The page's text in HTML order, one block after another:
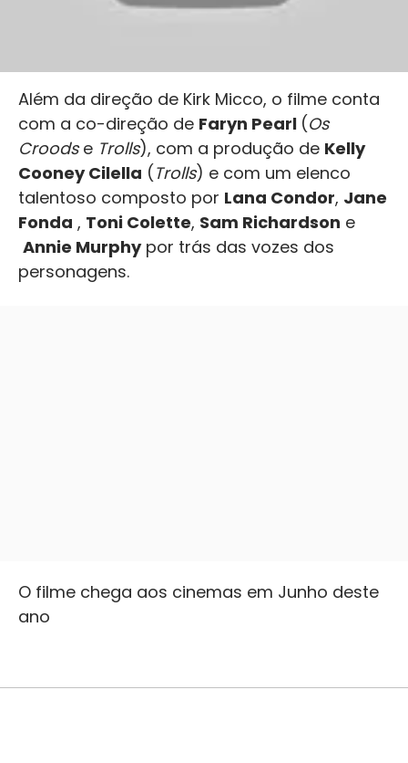
Além da direção de Kirk Micco, o filme conta
com a co-direção de Faryn Pearl (Os
Croodse Trolls), com a produção de Kelly
Cooney Cilella ( Trolls) e com um elenco
talentoso composto por Lana Condor, Jane
Fonda , Toni Colette, Sam Richardson e
Annie Murphypor trás das vozes dos
personagens.
O filme chega aos cinemas em Junho deste
ano